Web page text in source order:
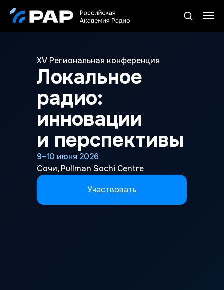
XV Региональная конференция
Локальное
радио:
инновации
и перспективы
9–10 июня 2026
Сочи, Pullman Sochi Centre
Участвовать